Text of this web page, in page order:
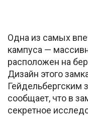
Одна из самых
кампуса —
расположен на
Дизайн этого
Гейдельбергским
сообщает, что в
секретное